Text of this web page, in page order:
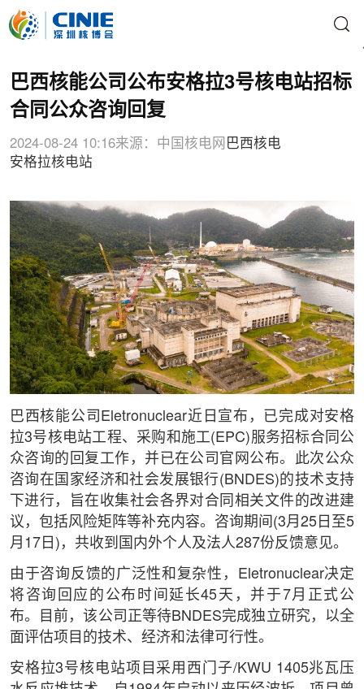
巴西核能公司公布安格拉3号核电站招标
合同公众咨询回复
2024-08-24 10:16来源：中国核电网 巴西核电
安格拉核电站
巴西核能公司Eletronuclear近日宣布，已完成对安格
拉3号核电站工程、采购和施工(EPC)服务招标合同公
众咨询的回复工作，并已在公司官网公布。此次公众
咨询在国家经济和社会发展银行(BNDES)的技术支持
下进行，旨在收集社会各界对合同相关文件的改进建
议，包括风险矩阵等补充内容。咨询期间(3月25日至5
月17日)，共收到国内外个人及法人287份反馈意见。
由于咨询反馈的广泛性和复杂性，Eletronuclear决定
将咨询回应的公布时间延长45天，并于7月正式公
布。目前，该公司正等待BNDES完成独立研究，以全
面评估项目的技术、经济和法律可行性。
安格拉3号核电站项目采用西门子/KWU 1405兆瓦压